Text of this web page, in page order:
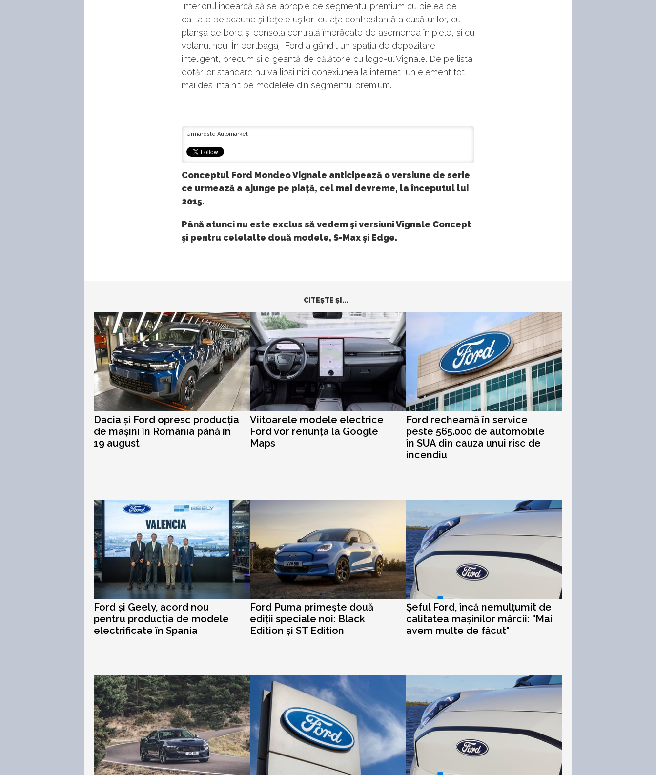
Interiorul încearcă să se apropie de segmentul premium cu pielea de
calitate pe scaune şi feţele uşilor, cu aţa contrastantă a cusăturilor, cu
planşa de bord şi consola centrală îmbrăcate de asemenea în piele, şi cu
volanul nou. În portbagaj, Ford a gândit un spaţiu de depozitare
inteligent, precum şi o geantă de călătorie cu logo-ul Vignale. De pe lista
dotărilor standard nu va lipsi nici conexiunea la internet, un element tot
mai des întâlnit pe modelele din segmentul premium.
Urmareste Automarket
Conceptul Ford Mondeo Vignale anticipează o versiune de serie
ce urmează a ajunge pe piaţă, cel mai devreme, la începutul lui
2015.
Până atunci nu este exclus să vedem şi versiuni Vignale Concept
şi pentru celelalte două modele, S-Max şi Edge.
CITEŞTE ŞI...
Dacia și Ford opresc producția
de mașini în România până în
19 august
Viitoarele modele electrice
Ford vor renunța la Google
Maps
Ford recheamă în service
peste 565.000 de automobile
în SUA din cauza unui risc de
incendiu
Ford și Geely, acord nou
pentru producția de modele
electrificate în Spania
Ford Puma primește două
ediții speciale noi: Black
Edition și ST Edition
Șeful Ford, încă nemulțumit de
calitatea mașinilor mărcii: "Mai
avem multe de făcut"